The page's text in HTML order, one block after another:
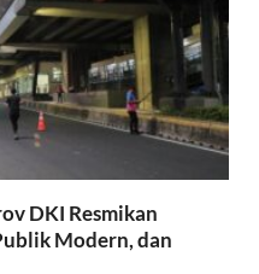
DKI Resmikan
Modern, dan